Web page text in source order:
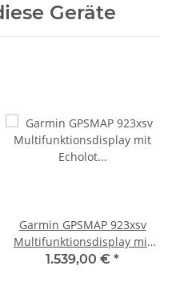
Geräte
Garmin GPSMAP 923xsv
Multifunktionsdisplay mit
Echolot mit weltweiter
1.539,00 € *